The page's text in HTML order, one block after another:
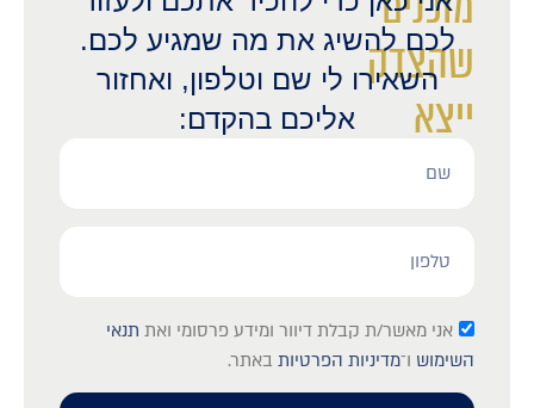
שהצדק
ייצא
לאור?
לכם להשיג את מה שמגיע לכם.
השאירו לי שם וטלפון, ואחזור
אליכם בהקדם:
אני מאשר/ת קבלת דיוור ומידע פרסומי ואת תנאי
השימוש ו־מדיניות הפרטיות באתר.